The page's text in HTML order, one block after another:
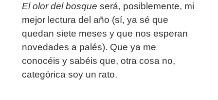
El olor del bosque será, posiblemente, mi
mejor lectura del año (sí, ya sé que
quedan siete meses y que nos esperan
novedades a palés). Que ya me
conocéis y sabéis que, otra cosa no,
categórica soy un rato.